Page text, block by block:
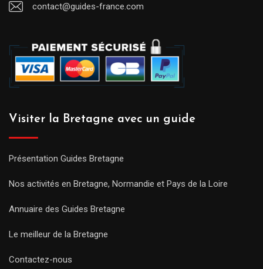
contact@guides-france.com
Visiter la Bretagne avec un guide
Présentation Guides Bretagne
Nos activités en Bretagne, Normandie et Pays de la Loire
Annuaire des Guides Bretagne
Le meilleur de la Bretagne
Contactez-nous